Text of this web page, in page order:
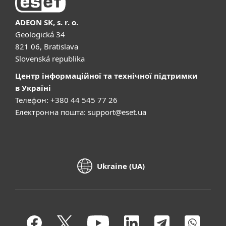
ADEON SK, s. r. o.
Geologická 34
821 06, Bratislava
Slovenská republika
Центр інформаційної та технічної підтримки
в Україні
Телефон: +380 44 545 77 26
Електронна пошта: support@eset.ua
Ukraine (UA)